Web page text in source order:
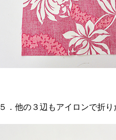
５．他の３辺もアイロンで折